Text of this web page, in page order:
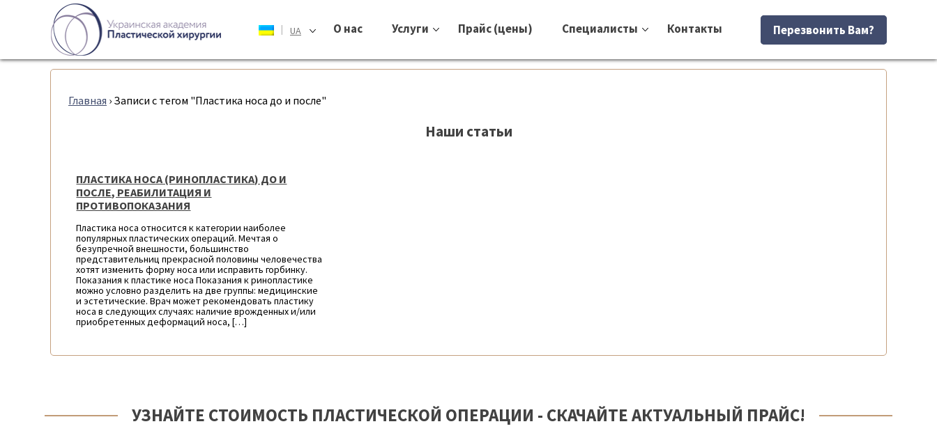
Перезвонить Вам?
| UA О нас Услуги Прайс (цены) Специалисты Контакты
Главная › Записи с тегом "Пластика носа до и после"
Наши статьи
ПЛАСТИКА НОСА (РИНОПЛАСТИКА) ДО И
ПОСЛЕ, РЕАБИЛИТАЦИЯ И
ПРОТИВОПОКАЗАНИЯ
Пластика носа относится к категории наиболее
популярных пластических операций. Мечтая о
безупречной внешности, большинство
представительниц прекрасной половины человечества
хотят изменить форму носа или исправить горбинку.
Показания к пластике носа Показания к ринопластике
можно условно разделить на две группы: медицинские
и эстетические. Врач может рекомендовать пластику
носа в следующих случаях: наличие врожденных и/или
приобретенных деформаций носа, […]
УЗНАЙТЕ СТОИМОСТЬ ПЛАСТИЧЕСКОЙ ОПЕРАЦИИ - СКАЧАЙТЕ АКТУАЛЬНЫЙ ПРАЙС!